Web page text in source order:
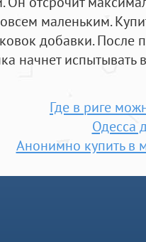
маленьким.
добавки. После
начнет испытывать
Где в риге
Одесса
Анонимно купить в